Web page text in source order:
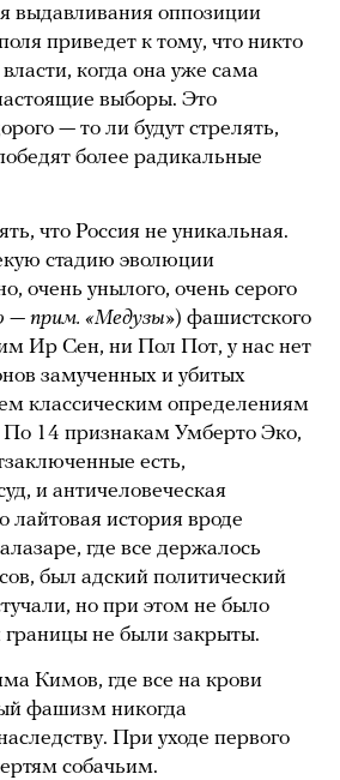
выдавливания оппозиции
приведет к тому, что никто
когда она уже сама
выборы. Это
— то ли будут стрелять,
более радикальные
что Россия не уникальная.
стадию эволюции
очень унылого, очень серого
— прим. «Медузы») фашистского
Ир Сен, ни Пол Пот, у нас нет
замученных и убитых
классическим определениям
14 признакам Умберто Эко,
есть,
и античеловеческая
лайтовая история вроде
где все держалось
был адский политический
но при этом не было
границы не были закрыты.
Кимов, где все на крови
фашизм никогда
При уходе первого
собачьим.